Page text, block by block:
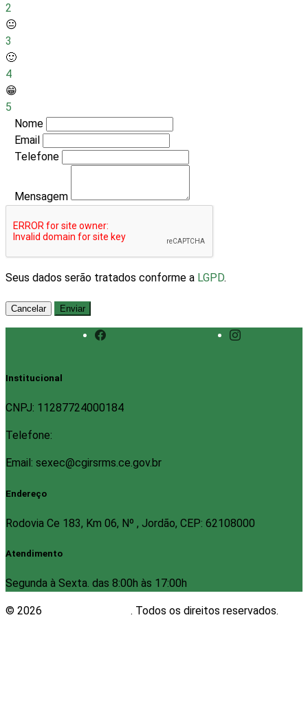
2
😐
3
🙂
4
😁
5
Nome
Email
Telefone
Mensagem
Seus dados serão tratados conforme a LGPD.
Cancelar Enviar
Institucional
CNPJ: 11287724000184
Telefone:
Email: sexec@cgirsrms.ce.gov.br
Endereço
Rodovia Ce 183, Km 06, Nº , Jordão, CEP: 62108000
Atendimento
Segunda à Sexta. das 8:00h às 17:00h
© 2026 . Todos os direitos reservados.